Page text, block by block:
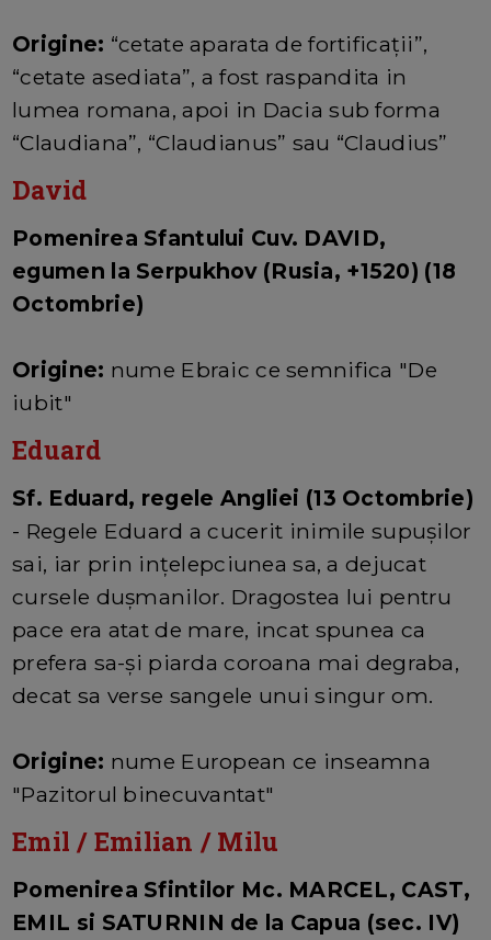
Origine: “cetate aparata de fortificaţii”,
“cetate asediata”, a fost raspandita in
lumea romana, apoi in Dacia sub forma
“Claudiana”, “Claudianus” sau “Claudius”
David
Pomenirea Sfantului Cuv. DAVID,
egumen la Serpukhov (Rusia, +1520) (18
Octombrie)
Origine: nume Ebraic ce semnifica "De
iubit"
Eduard
Sf. Eduard, regele Angliei (13 Octombrie)
- Regele Eduard a cucerit inimile supuşilor
sai, iar prin inţelepciunea sa, a dejucat
cursele duşmanilor. Dragostea lui pentru
pace era atat de mare, incat spunea ca
prefera sa-şi piarda coroana mai degraba,
decat sa verse sangele unui singur om.
Origine: nume European ce inseamna
"Pazitorul binecuvantat"
Emil / Emilian / Milu
Pomenirea Sfintilor Mc. MARCEL, CAST,
EMIL si SATURNIN de la Capua (sec. IV)